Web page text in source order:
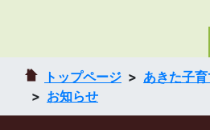
トップページ
あきた子
お知らせ